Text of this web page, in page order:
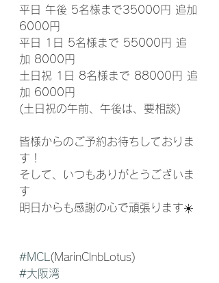
平日 午後 5名様まで35000円 追加
6000円
平日 1日 5名様まで 55000円 追
加 8000円
土日祝 1日 8名様まで 88000円 追
加 6000円
(土日祝の午前、午後は、要相談)
皆様からのご予約お待ちしておりま
す！
そして、いつもありがとうございま
す
明日からも感謝の心で頑張ります☀️
#MCL (MarinClnbLotus)
#大阪湾